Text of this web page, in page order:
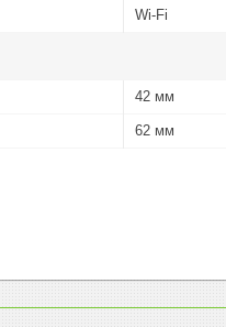
Wi-Fi
42 мм
62 мм